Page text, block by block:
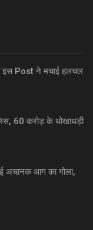
इस Post ने मचाई हलचल
60 करोड़ के धोखाधड़ी
अचानक आग का गोला,